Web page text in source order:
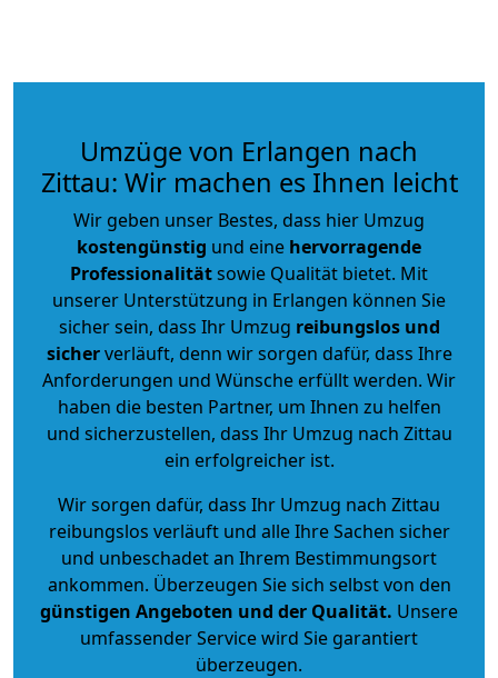
Umzüge von Erlangen nach
Zittau: Wir machen es Ihnen leicht
Wir geben unser Bestes, dass hier Umzug
kostengünstig und eine hervorragende
Professionalitätsowie Qualität bietet. Mit
unserer Unterstützung in Erlangen können Sie
sicher sein, dass Ihr Umzug reibungslos und
sicherverläuft, denn wir sorgen dafür, dass Ihre
Anforderungen und Wünsche erfüllt werden. Wir
haben die besten Partner, um Ihnen zu helfen
und sicherzustellen, dass Ihr Umzug nach Zittau
ein erfolgreicher ist.
Wir sorgen dafür, dass Ihr Umzug nach Zittau
reibungslos verläuft und alle Ihre Sachen sicher
und unbeschadet an Ihrem Bestimmungsort
ankommen. Überzeugen Sie sich selbst von den
günstigen Angeboten und der Qualität. Unsere
umfassender Service wird Sie garantiert
überzeugen.